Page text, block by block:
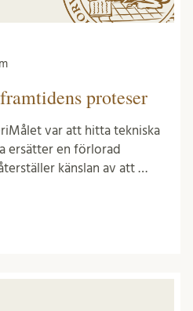
proteser
var att hitta tekniska
ersätter en förlorad
känslan av att …